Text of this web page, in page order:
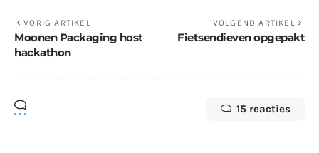
VORIG ARTIKEL
Moonen Packaging host
hackathon
VOLGEND ARTIKEL
Fietsendieven opgepakt
15 reacties